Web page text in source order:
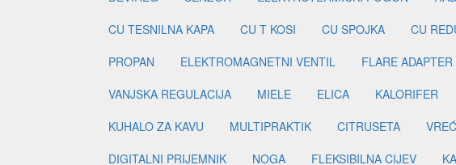
CU TESNILNA KAPA
CU T KOSI CU SPOJKA CU
PROPAN
ELEKTROMAGNETNI VENTIL FLARE ADAPTER
VANJSKA REGULACIJA
MIELE ELICA KALORIFER
KUHALO ZA KAVU
MULTIPRAKTIK CITRUSETA
DIGITALNI PRIJEMNIK
NOGA FLEKSIBILNA CIJEV